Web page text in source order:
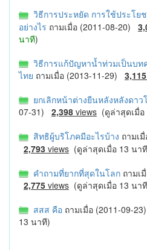
วิธีการประหยัด การใช้ประโย
อย่างไร ถามเมื่อ (2011-08-20)
นาที)
วิธีการแก้ปัญหาน้ำท่วมเป็นบท
ไทย ถามเมื่อ (2013-11-29) 3,115
ยกเลิกหน้าต่างยืนหลังหลังดาว
07-31) 2,398 views (ดูล่าสุดเมื่
สิทธิผู้บริโภคมีอะไรบ้าง ถามเ
2,793 views (ดูล่าสุดเมื่อ 13 นา
คำถามที่ยากที่สุดในโลก ถามเ
2,775 views (ดูล่าสุดเมื่อ 13 นา
สสส คือ ถามเมื่อ (2011-09-23)
13 นาที)